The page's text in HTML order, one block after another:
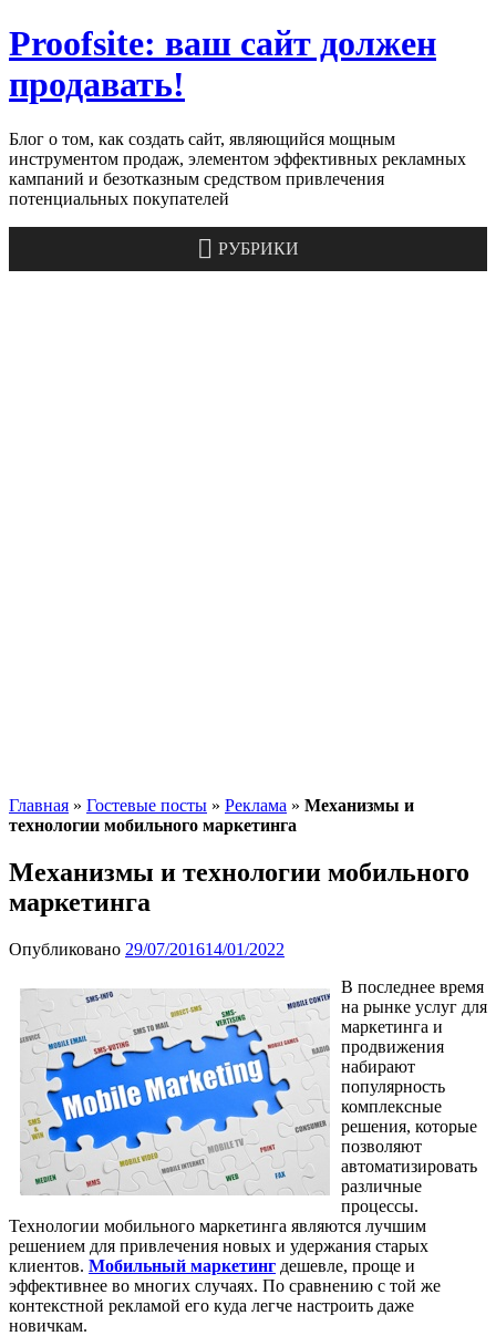
Skip
to
Proofsite: ваш cайт должен
продавать!
Блог о том, как создать сайт, являющийся мощным
инструментом продаж, элементом эффективных рекламных
кампаний и безотказным средством привлечения
потенциальных покупателей
РУБРИКИ
Главная » Гостевые посты » Реклама » Механизмы и
технологии мобильного маркетинга
Механизмы и технологии мобильного
маркетинга
Опубликовано 29/07/201614/01/2022
В последнее время
на рынке услуг для
маркетинга и
продвижения
набирают
популярность
комплексные
решения, которые
позволяют
автоматизировать
различные
процессы.
Технологии мобильного маркетинга являются лучшим
решением для привлечения новых и удержания старых
клиентов. Мобильный маркетинг дешевле, проще и
эффективнее во многих случаях. По сравнению с той же
контекстной рекламой его куда легче настроить даже
новичкам.